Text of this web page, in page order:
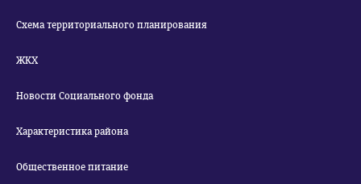
Схема территориального планирования
ЖКХ
Новости Социального фонда
Характеристика района
Общественное питание